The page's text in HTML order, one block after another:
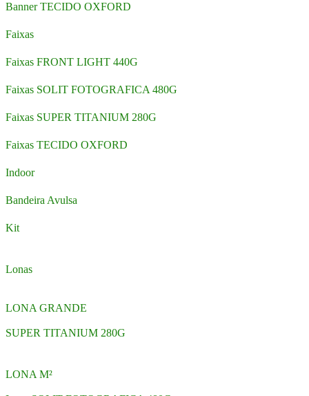
Banner TECIDO OXFORD
Faixas
Faixas FRONT LIGHT 440G
Faixas SOLIT FOTOGRAFICA 480G
Faixas SUPER TITANIUM 280G
Faixas TECIDO OXFORD
Indoor
Bandeira Avulsa
Kit
Lonas
LONA GRANDE
SUPER TITANIUM 280G
LONA M²